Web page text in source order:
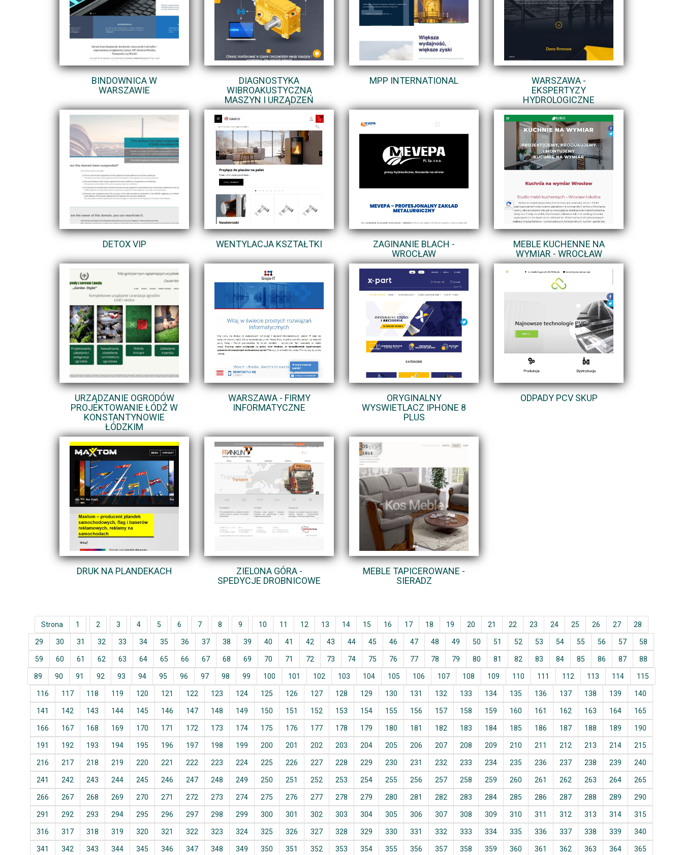
BINDOWNICA W
WARSZAWIE
DIAGNOSTYKA
WIBROAKUSTYCZNA
MASZYN I URZĄDZEŃ
MPP INTERNATIONAL
WARSZAWA -
EKSPERTYZY
HYDROLOGICZNE
DETOX VIP WENTYLACJA KSZTAŁTKI
ZAGINANIE BLACH -
WROCŁAW
MEBLE KUCHENNE NA
WYMIAR - WROCŁAW
URZĄDZANIE OGRODÓW
PROJEKTOWANIE ŁÓDŹ W
KONSTANTYNOWIE
ŁÓDZKIM
WARSZAWA - FIRMY
INFORMATYCZNE
ORYGINALNY
WYSWIETLACZ IPHONE 8
PLUS
ODPADY PCV SKUP
DRUK NA PLANDEKACH
ZIELONA GÓRA -
SPEDYCJE DROBNICOWE
MEBLE TAPICEROWANE -
SIERADZ
Strona 1 2 3 4 5 6 7 8 9 10 11 12 13 14 15 16 17 18 19 20 21 22 23 24 25 26 27 28
29 30 31 32 33 34 35 36 37 38 39 40 41 42 43 44 45 46 47 48 49 50 51 52 53 54 55 56 57 58
59 60 61 62 63 64 65 66 67 68 69 70 71 72 73 74 75 76 77 78 79 80 81 82 83 84 85 86 87 88
89 90 91 92 93 94 95 96 97 98 99 100 101 102 103 104 105 106 107 108 109 110 111 112 113 114 115
116 117 118 119 120 121 122 123 124 125 126 127 128 129 130 131 132 133 134 135 136 137 138 139 140
141 142 143 144 145 146 147 148 149 150 151 152 153 154 155 156 157 158 159 160 161 162 163 164 165
166 167 168 169 170 171 172 173 174 175 176 177 178 179 180 181 182 183 184 185 186 187 188 189 190
191 192 193 194 195 196 197 198 199 200 201 202 203 204 205 206 207 208 209 210 211 212 213 214 215
216 217 218 219 220 221 222 223 224 225 226 227 228 229 230 231 232 233 234 235 236 237 238 239 240
241 242 243 244 245 246 247 248 249 250 251 252 253 254 255 256 257 258 259 260 261 262 263 264 265
266 267 268 269 270 271 272 273 274 275 276 277 278 279 280 281 282 283 284 285 286 287 288 289 290
291 292 293 294 295 296 297 298 299 300 301 302 303 304 305 306 307 308 309 310 311 312 313 314 315
316 317 318 319 320 321 322 323 324 325 326 327 328 329 330 331 332 333 334 335 336 337 338 339 340
341 342 343 344 345 346 347 348 349 350 351 352 353 354 355 356 357 358 359 360 361 362 363 364 365